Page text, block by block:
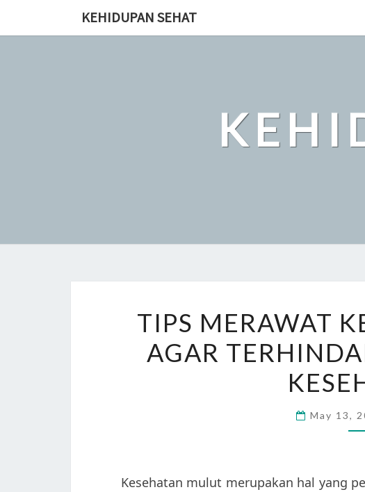
KEHIDUPAN SEHAT
TIPS MERAWAT
AGAR
May 13,
Kesehatan mulut merupakan hal yang